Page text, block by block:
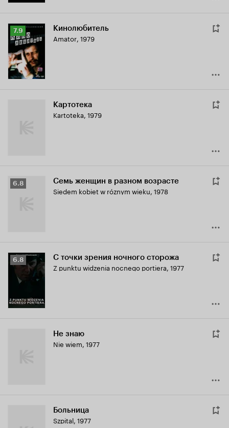
Рейтинг
Кинопоиска
7.9
7.9 Кинолюбитель
Amator, 1979
Картотека
Kartoteka, 1979
Рейтинг
6.8 Семь женщин в разном возрасте
Siedem kobiet w róznym wieku, 1978
Рейтинг
Кинопоиска
6.8
6.8 С точки зрения ночного сторожа
Z punktu widzenia nocnego portiera, 1977
Не знаю
Nie wiem, 1977
Больница
Szpital, 1977